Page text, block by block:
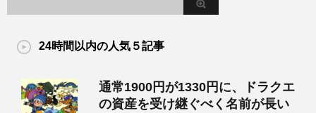
24時間以内の人気５記事
通常1900円が1330円に、ドラクエ
の資産を受け継ぐべく名前が長い